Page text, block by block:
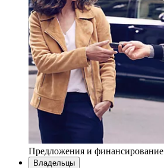
Предложения и финансирование
Владельцы